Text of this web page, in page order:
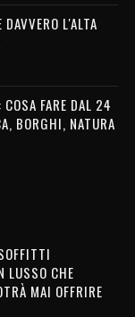
L'ALTA
FARE DAL 24
BORGHI, NATURA
LUSSO CHE
MAI OFFRIRE